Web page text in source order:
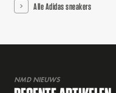
Alle Adidas sneakers
NMD NIEUWS